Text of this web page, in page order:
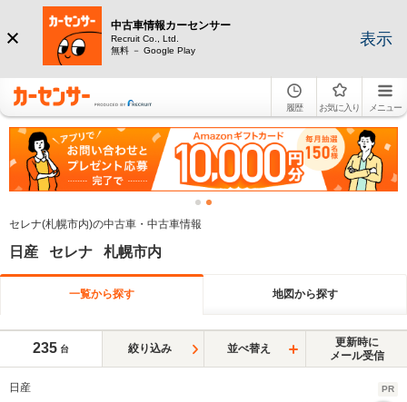
中古車情報カーセンサー
Recruit Co., Ltd.
無料 － Google Play
表示
履歴 お気に入り メニュー
セレナ(札幌市内)の中古車・中古車情報
日産 セレナ 札幌市内
一覧から探す 地図から探す
235 台 絞り込み 並べ替え
更新時に
メール受信
日産 PR